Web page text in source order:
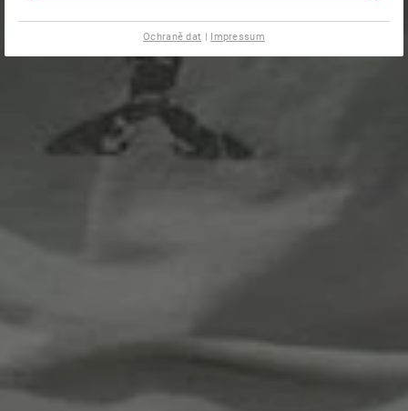
Ochraně dat | Impressum